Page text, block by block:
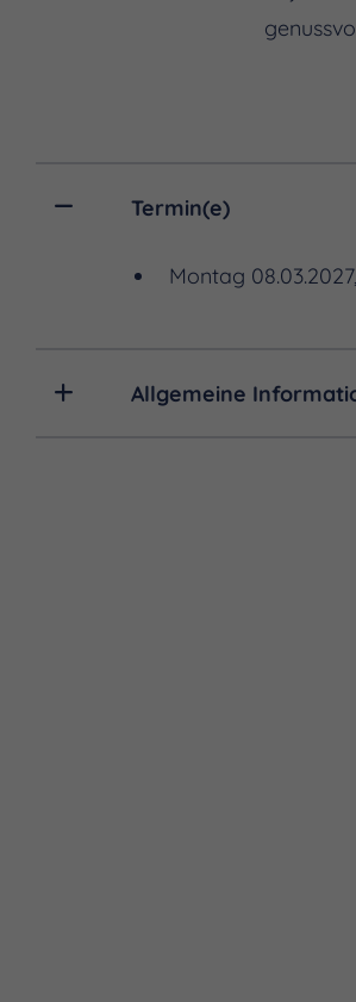
Termin(e)
Montag
Allgemeine